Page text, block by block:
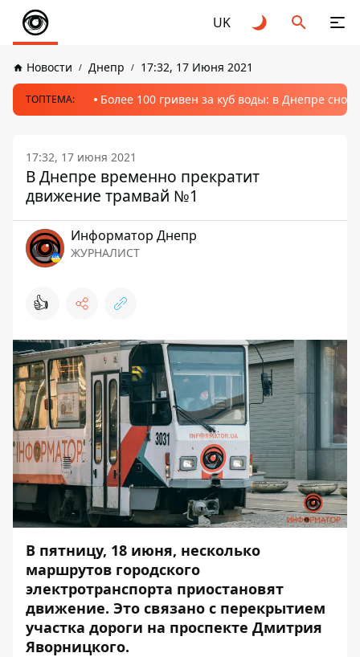
UK
Новости Днепр 17:32, 17 Июня 2021
ТОПТЕМА: Более 100 гривен за куб воды: в Днепре
17:32, 17 июня 2021
В Днепре временно прекратит
движение трамвай №1
Информатор Днепр
ЖУРНАЛИСТ
👍
В пятницу, 18 июня, несколько
маршрутов городского
электротранспорта приостановят
движение. Это связано с перекрытием
участка дороги на проспекте Дмитрия
Яворницкого.